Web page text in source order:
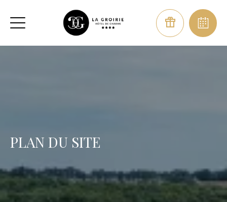
PLAN DU SITE